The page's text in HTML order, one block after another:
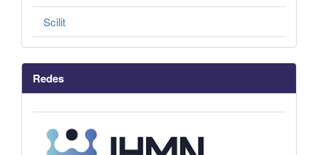
Scilit
Redes